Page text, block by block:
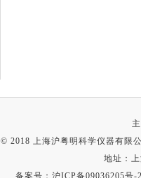
© 2018 上海沪粤明科学仪器有限
地址：
备案号：沪ICP备09036205号-